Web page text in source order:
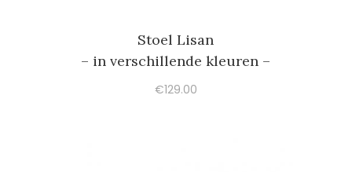
Stoel Lisan
– in verschillende kleuren –
€129.00